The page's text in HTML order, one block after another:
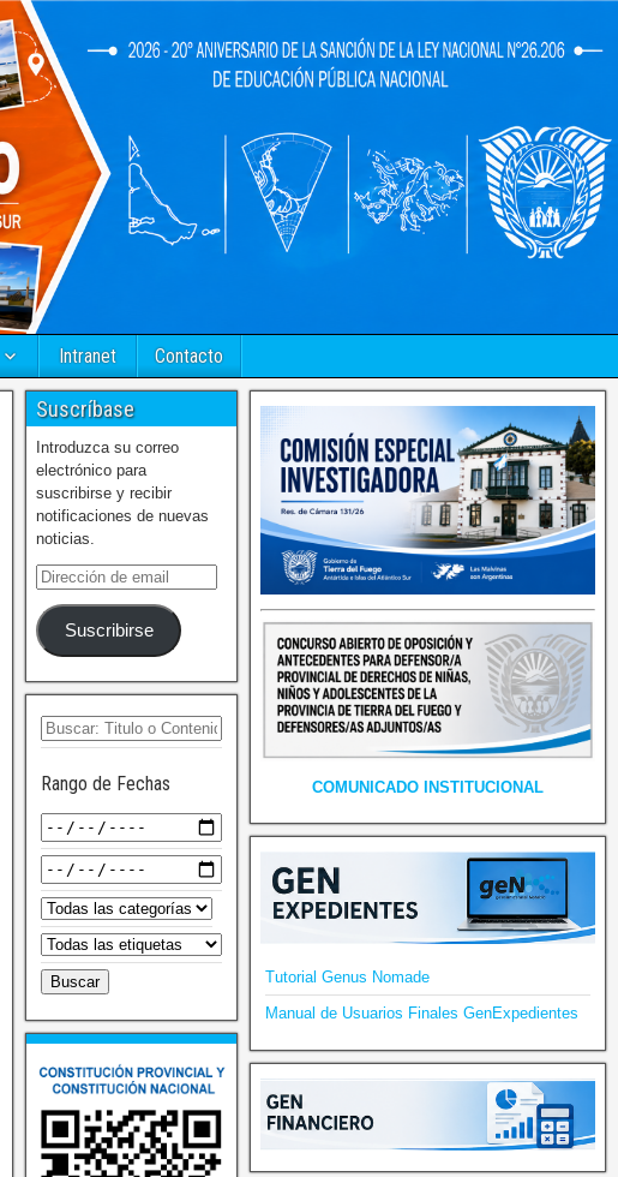
Intranet Contacto
Suscríbase
Introduzca su correo
electrónico para
suscribirse y recibir
notificaciones de nuevas
noticias.
Suscribirse
Rango de Fechas COMUNICADO INSTITUCIONAL
Tutorial Genus Nomade
Manual de Usuarios Finales GenExpedientes